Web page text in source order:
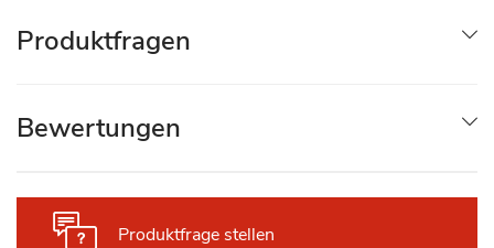
Produktfrage stellen
Produktfragen
Bewertungen